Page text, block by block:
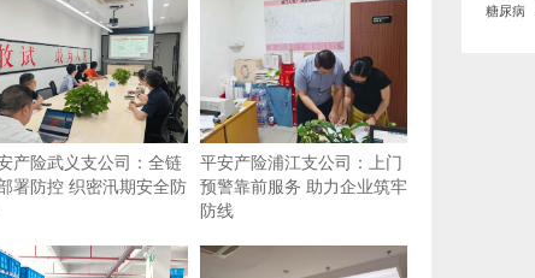
产险武义支公司：全链
署防控 织密汛期安全防
平安产险浦江支公司：上门
预警靠前服务 助力企业筑牢
防线
糖尿病